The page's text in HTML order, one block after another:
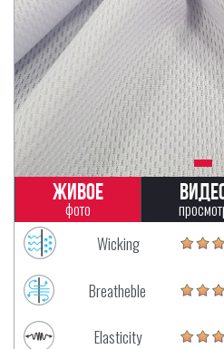
Живое
фото
Wicking
Breatheble
Elasticity